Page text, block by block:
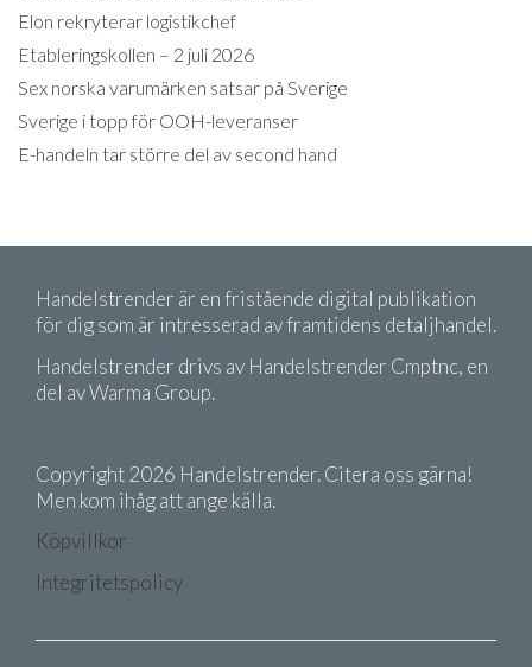
Elon rekryterar logistikchef
Etableringskollen – 2 juli 2026
Sex norska varumärken satsar på Sverige
Sverige i topp för OOH-leveranser
E-handeln tar större del av second hand
Handelstrender är en fristående digital publikation
för dig som är intresserad av framtidens detaljhandel.
Handelstrender drivs av Handelstrender Cmptnc, en
del av Warma Group.
Copyright 2026 Handelstrender. Citera oss gärna!
Men kom ihåg att ange källa.
Köpvillkor
Integritetspolicy